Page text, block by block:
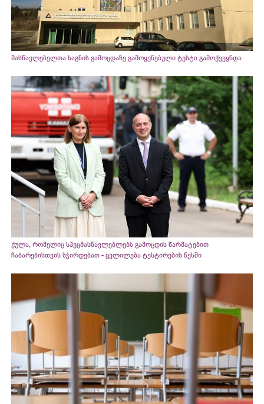
მასწავლებელთა საგნის გამოცდაზე გამოყენებული ტესტი გამოქვეყნდა
ქულა, რომელიც სპეცმასწავლებლებს გამოცდის წარმატებით
ჩაბარებისთვის სჭირდებათ - ცვლილება ტესტირების წესში